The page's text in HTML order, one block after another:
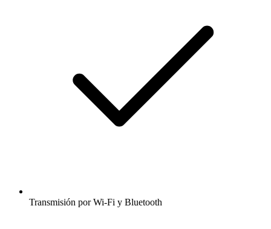
Transmisión por Wi-Fi y Bluetooth